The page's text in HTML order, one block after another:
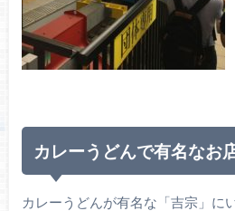
カレーうどんで有名なお
カレーうどんが有名な「吉宗」に